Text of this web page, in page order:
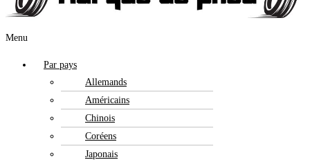
Menu
Par pays
Allemands
Américains
Chinois
Coréens
Japonais